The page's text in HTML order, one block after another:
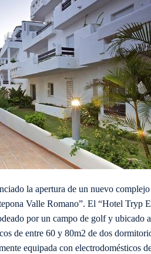
la apertura de un nuevo
Valle Romano”. El “Hotel Tryp
por un campo de golf y ubicado
de entre 60 y 80m2 de dos
equipada con electrodomésticos